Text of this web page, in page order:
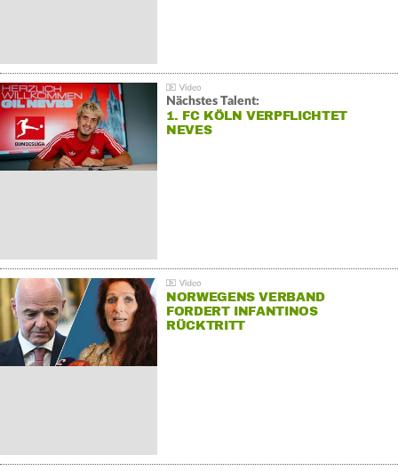
Nächstes Talent:
1. FC KÖLN VERPFLICHTET
NEVES
NORWEGENS VERBAND
FORDERT INFANTINOS
RÜCKTRITT